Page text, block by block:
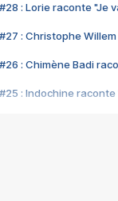
#28 : Lorie raconte "Je
#27 : Christophe
#26 : Chimène Badi
#25 : Indochine